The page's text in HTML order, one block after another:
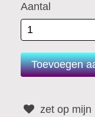
Aantal
zet op mijn